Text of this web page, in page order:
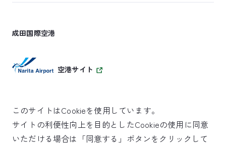
成田国際空港
空港サイト
SKYTRAX
このサイトはCookieを使用しています。
サイトの利便性向上を目的としたCookieの使用に同意
いただける場合は「同意する」ボタンをクリックして